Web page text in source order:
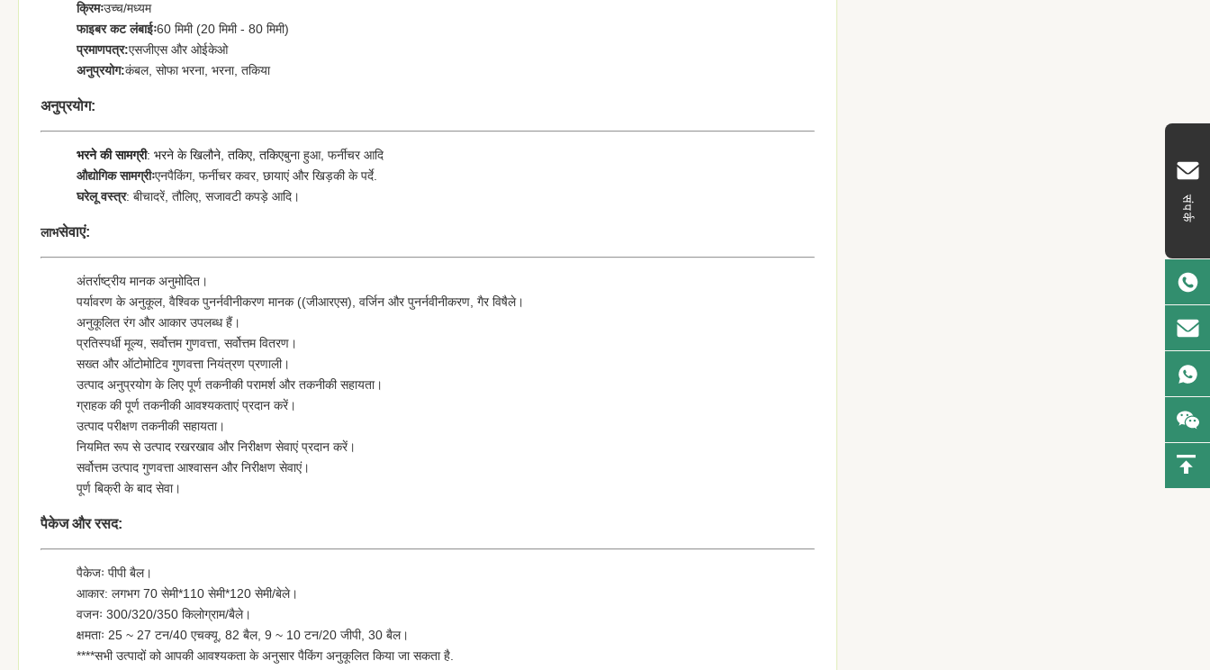
संपर्क
क्रिमःउच्च/मध्यम
फाइबर कट लंबाईः60 मिमी (20 मिमी - 80 मिमी)
प्रमाणपत्र:एसजीएस और ओईकेओ
अनुप्रयोग:कंबल, सोफा भरना, भरना, तकिया
अनुप्रयोग:
भरने की सामग्री: भरने के खिलौने, तकिए, तकिएबुना हुआ, फर्नीचर आदि
औद्योगिक सामग्रीःएनपैकिंग, फर्नीचर कवर, छायाएं और खिड़की के पर्दे
घरेलू वस्त्र: बीचादरें, तौलिए, सजावटी कपड़े आदि।
लाभसेवाएं:
अंतर्राष्ट्रीय मानक अनुमोदित।
पर्यावरण के अनुकूल, वैश्विक पुनर्नवीनीकरण मानक ((जीआरएस), वर्जिन और पुनर्नवीनीकरण, गैर विषैले।
अनुकूलित रंग और आकार उपलब्ध हैं।
प्रतिस्पर्धी मूल्य, सर्वोत्तम गुणवत्ता, सर्वोत्तम वितरण।
सख्त और ऑटोमोटिव गुणवत्ता नियंत्रण प्रणाली।
उत्पाद अनुप्रयोग के लिए पूर्ण तकनीकी परामर्श और तकनीकी सहायता।
ग्राहक की पूर्ण तकनीकी आवश्यकताएं प्रदान करें।
उत्पाद परीक्षण तकनीकी सहायता।
नियमित रूप से उत्पाद रखरखाव और निरीक्षण सेवाएं प्रदान करें।
सर्वोत्तम उत्पाद गुणवत्ता आश्वासन और निरीक्षण सेवाएं।
पूर्ण बिक्री के बाद सेवा।
पैकेज और रसद:
पैकेजः पीपी बैल।
आकार: लगभग 70 सेमी*110 सेमी*120 सेमी/बेले।
वजनः 300/320/350 किलोग्राम/बैले।
क्षमताः 25 ~ 27 टन/40 एचक्यू, 82 बैल, 9 ~ 10 टन/20 जीपी, 30 बैल।
****सभी उत्पादों को आपकी आवश्यकता के अनुसार पैकिंग अनुकूलित किया जा सकता है.